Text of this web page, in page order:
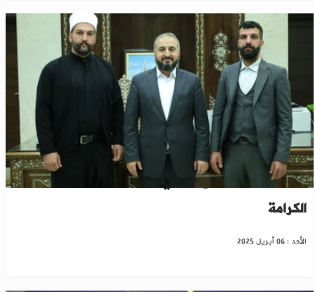
دمشق: وزير الدفاع يلتقي وفداً من حركة رجال
الكرامة
الأحد : 06 أبريل 2025